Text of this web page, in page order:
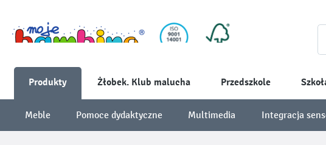
Produkty Żłobek. Klub malucha Przedszkole
Meble Pomoce dydaktyczne Multimedia Integracja